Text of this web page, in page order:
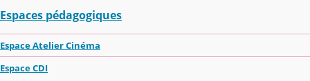
Espaces pédagogiques
Espace Atelier Cinéma
Espace CDI